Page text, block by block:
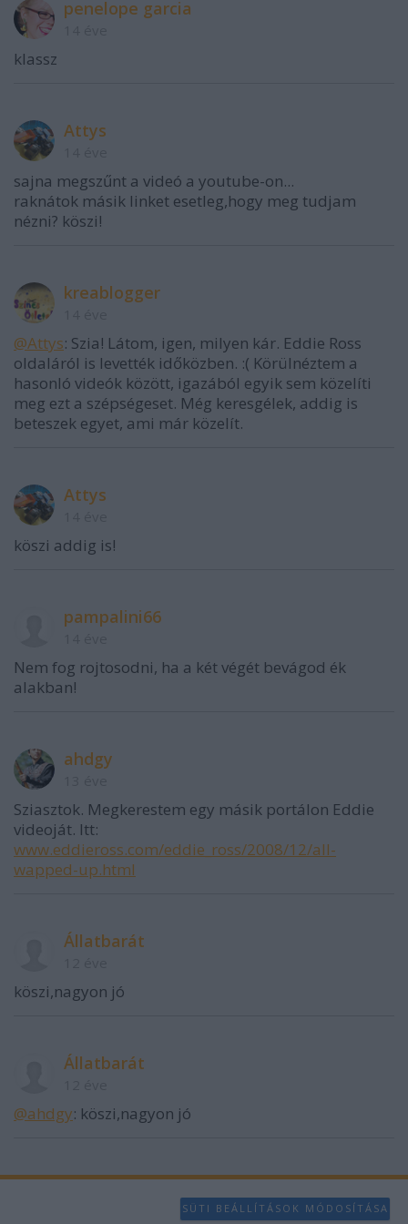
penelope garcia
klassz
Attys
sajna megszűnt a videó a youtube-on...
raknátok másik linket esetleg,hogy meg tudjam
nézni? köszi!
kreablogger
@Attys: Szia! Látom, igen, milyen kár. Eddie Ross
oldaláról is levették időközben. :( Körülnéztem a
hasonló videók között, igazából egyik sem közelíti
meg ezt a szépségeset. Még keresgélek, addig is
beteszek egyet, ami már közelít.
Attys
köszi addig is!
pampalini66
Nem fog rojtosodni, ha a két végét bevágod ék
alakban!
ahdgy
Sziasztok. Megkerestem egy másik portálon Eddie
videoját. Itt:
www.eddieross.com/eddie_ross/2008/12/all-
wapped-up.html
Állatbarát
köszi,nagyon jó
Állatbarát
@ahdgy: köszi,nagyon jó
SÜTI BEÁLLÍTÁSOK MÓDOSÍTÁSA